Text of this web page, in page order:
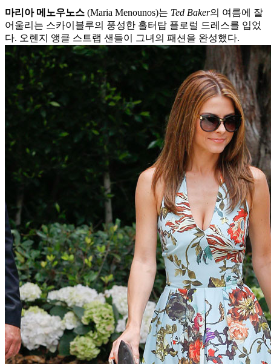
마리아 메노우노스 (Maria Menounos)는 Ted Baker의 여름에 잘
어울리는 스카이블루의 풍성한 홀터탑 플로럴 드레스를 입었
다. 오렌지 앵클 스트랩 샌들이 그녀의 패션을 완성했다.